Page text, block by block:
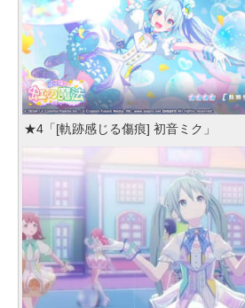
★4「[軌跡感じる傷痕] 初音ミク」